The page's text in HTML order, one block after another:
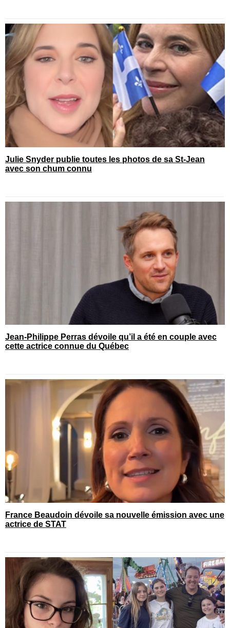
Julie Snyder publie toutes les photos de sa St-Jean
avec son chum connu
Jean-Philippe Perras dévoile qu’il a été en couple avec
cette actrice connue du Québec
France Beaudoin dévoile sa nouvelle émission avec une
actrice de STAT